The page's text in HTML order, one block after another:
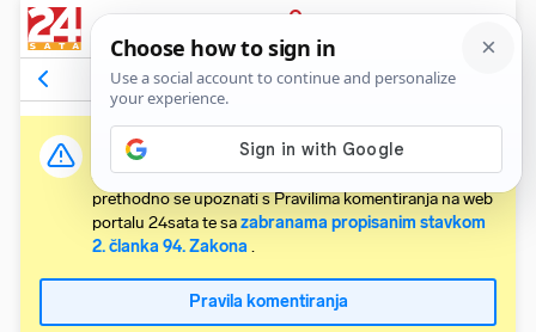
PRIJAVA
Komentari1 Relevantni
Važna obavijest:
Svaki korisnik koji želi komentirati članke obvezan je
prethodno se upoznati s Pravilima komentiranja na web
portalu 24sata te sazabranama propisanim stavkom
2. članka 94. Zakona .
Pravila komentiranja